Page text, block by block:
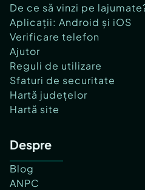
De ce să vinzi pe
Aplicații: Android și iOS
Verificare telefon
Ajutor
Reguli de utilizare
Sfaturi de securitate
Hartă județelor
Hartă site
Despre
Blog
ANPC